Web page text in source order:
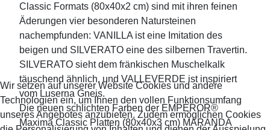
Classic Formats (80x40x2 cm) sind mit ihren feinen
Äderungen vier besonderen Natursteinen
nachempfunden: VANILLA ist eine Imitation des
beigen und SILVERATO eine des silbernen Travertin.
SILVERATO sieht dem fränkischen Muschelkalk
täuschend ähnlich, und VALLEVERDE ist inspiriert
vom Luserna Gneis.
Die neuen schlichten Farben der EMPEROR®
Maxima Classic Platten (80x40x3 cm) MARANDA
Wir setzen auf unserer Website Cookies und andere
Technologien ein, um Ihnen den vollen Funktionsumfang
unseres Angebotes anzubieten. Zudem ermöglichen Cookies